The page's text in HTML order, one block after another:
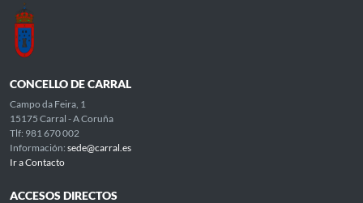
CONCELLO DE CARRAL
Campo da Feira, 1
15175 Carral - A Coruña
Tlf: 981 670 002
Información: sede@carral.es
Ir a Contacto
ACCESOS DIRECTOS